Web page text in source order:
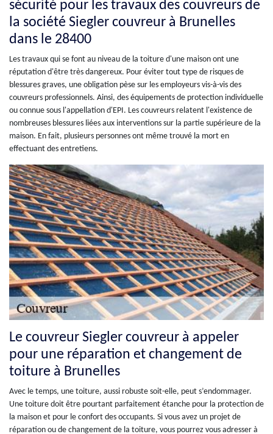
sécurité pour les travaux des couvreurs de
la société Siegler couvreur à Brunelles
dans le 28400
Les travaux qui se font au niveau de la toiture d'une maison ont une
réputation d'être très dangereux. Pour éviter tout type de risques de
blessures graves, une obligation pèse sur les employeurs vis-à-vis des
couvreurs professionnels. Ainsi, des équipements de protection individuelle
ou connue sous l'appellation d'EPI. Les couvreurs relatent l'existence de
nombreuses blessures liées aux interventions sur la partie supérieure de la
maison. En fait, plusieurs personnes ont même trouvé la mort en
effectuant des entretiens.
Le couvreur Siegler couvreur à appeler
pour une réparation et changement de
toiture à Brunelles
Avec le temps, une toiture, aussi robuste soit-elle, peut s’endommager.
Une toiture doit être pourtant parfaitement étanche pour la protection de
la maison et pour le confort des occupants. Si vous avez un projet de
réparation ou de changement de la toiture, vous pourrez vous adresser à